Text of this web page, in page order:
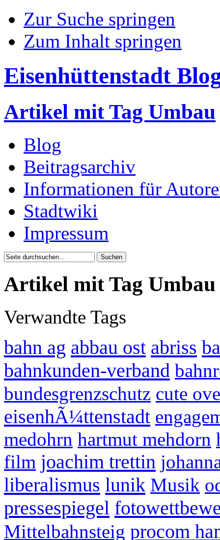
Zur Suche springen
Zum Inhalt springen
Eisenhüttenstadt
Artikel mit Tag Umbau
Blog
Beitragsarchiv
Informationen für
Stadtwiki
Impressum
Artikel mit Tag Umbau
Verwandte Tags
bahn ag abbau ost abriss
bahnkunden-verband
bundesgrenzschutz cute
eisenhÃ¼ttenstadt
medohrn hartmut mehdorn
film joachim trettin
liberalismus lunik Musik
pressespiegel
Mittelbahnsteig procom